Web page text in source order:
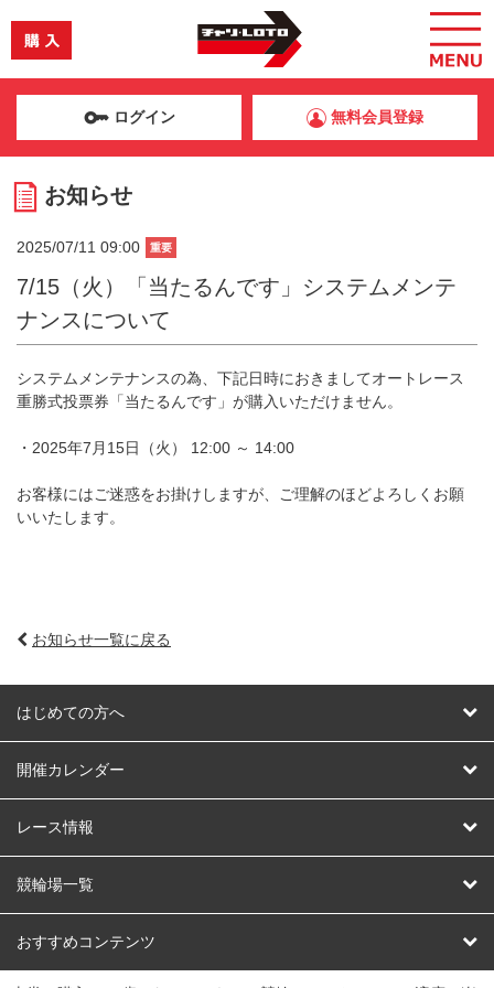
ログイン 無料会員登録
お知らせ
2025/07/11 09:00 重要
7/15（火）「当たるんです」システムメンテ
ナンスについて
システムメンテナンスの為、下記日時におきましてオートレース
重勝式投票券「当たるんです」が購入いただけません。
・2025年7月15日（火） 12:00 ～ 14:00
お客様にはご迷惑をお掛けしますが、ご理解のほどよろしくお願
いいたします。
お知らせ一覧に戻る
はじめての方へ
はじめての方へ
開催カレンダー
競輪
オートレース
競輪くじ
レース情報
レース予想
レース結果
競輪場一覧
北日本 函館競輪場
おすすめコンテンツ